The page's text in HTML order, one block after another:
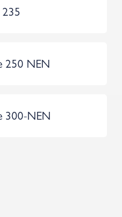
235
250 NEN
300-NEN